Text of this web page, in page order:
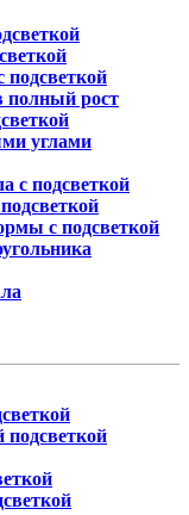
подсветкой
полный рост
углами
с подсветкой
с подсветкой
подсветкой